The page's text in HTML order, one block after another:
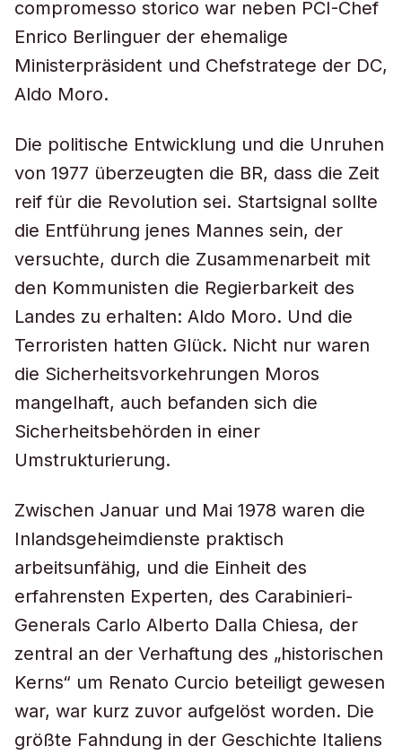
compromesso storico war neben PCI-Chef
Enrico Berlinguer der ehemalige
Ministerpräsident und Chefstratege der DC,
Aldo Moro.
Die politische Entwicklung und die Unruhen
von 1977 überzeugten die BR, dass die Zeit
reif für die Revolution sei. Startsignal sollte
die Entführung jenes Mannes sein, der
versuchte, durch die Zusammenarbeit mit
den Kommunisten die Regierbarkeit des
Landes zu erhalten: Aldo Moro. Und die
Terroristen hatten Glück. Nicht nur waren
die Sicherheitsvorkehrungen Moros
mangelhaft, auch befanden sich die
Sicherheitsbehörden in einer
Umstrukturierung.
Zwischen Januar und Mai 1978 waren die
Inlandsgeheimdienste praktisch
arbeitsunfähig, und die Einheit des
erfahrensten Experten, des Carabinieri-
Generals Carlo Alberto Dalla Chiesa, der
zentral an der Verhaftung des „historischen
Kerns“ um Renato Curcio beteiligt gewesen
war, war kurz zuvor aufgelöst worden. Die
größte Fahndung in der Geschichte Italiens